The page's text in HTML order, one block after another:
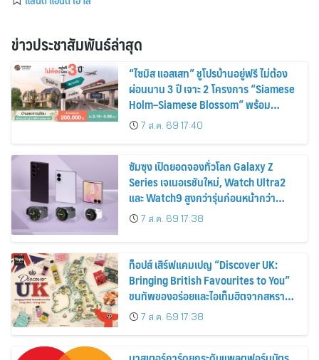
ข่าวประชาสัมพันธ์ล่าสุด
“ไซมิส แอสเสท” ชูโปรบ้านอยู่ฟรี ไม่ต้อง
ผ่อนนาน 3 ปี เจาะ 2 โครงการ “Siamese
Holm–Siamese Blossom” พร้อม
ส่วนลดและสิทธิพิเศษถึง 31 สิงหาคม
2569
7 ส.ค. 69 17:40
ซัมซุง เปิดยอดจองทั่วโลก Galaxy Z
Series เจเนอเรชันใหม่, Watch Ultra2
และ Watch9 สูงกว่ารุ่นก่อนหน้ากว่า
30%7 ส.ค. 69 17:38
ท็อปส์ เสิร์ฟแคมเปญ “Discover UK:
Bringing British Favourites to You”
ขนทัพของอร่อยและไอเท็มฮิตจากสหราช
อาณาจักร ส่งตรงถึงมือตั้งแต่วันนี้ – 18
สิงหาคมนี้
7 ส.ค. 69 17:38